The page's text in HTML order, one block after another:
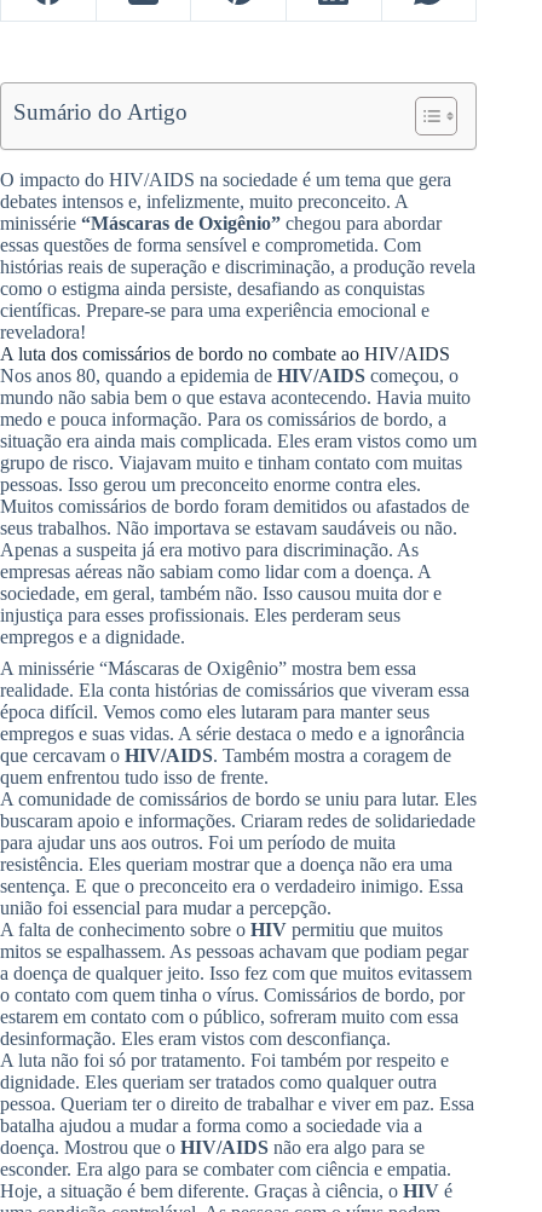
Sumário do Artigo
O impacto do HIV/AIDS na sociedade é um tema que gera
debates intensos e, infelizmente, muito preconceito. A
minissérie “Máscaras de Oxigênio” chegou para abordar
essas questões de forma sensível e comprometida. Com
histórias reais de superação e discriminação, a produção revela
como o estigma ainda persiste, desafiando as conquistas
científicas. Prepare-se para uma experiência emocional e
reveladora!
A luta dos comissários de bordo no combate ao HIV/AIDS
Nos anos 80, quando a epidemia de HIV/AIDS começou, o
mundo não sabia bem o que estava acontecendo. Havia muito
medo e pouca informação. Para os comissários de bordo, a
situação era ainda mais complicada. Eles eram vistos como um
grupo de risco. Viajavam muito e tinham contato com muitas
pessoas. Isso gerou um preconceito enorme contra eles.
Muitos comissários de bordo foram demitidos ou afastados de
seus trabalhos. Não importava se estavam saudáveis ou não.
Apenas a suspeita já era motivo para discriminação. As
empresas aéreas não sabiam como lidar com a doença. A
sociedade, em geral, também não. Isso causou muita dor e
injustiça para esses profissionais. Eles perderam seus
empregos e a dignidade.
A minissérie “Máscaras de Oxigênio” mostra bem essa
realidade. Ela conta histórias de comissários que viveram essa
época difícil. Vemos como eles lutaram para manter seus
empregos e suas vidas. A série destaca o medo e a ignorância
que cercavam o HIV/AIDS. Também mostra a coragem de
quem enfrentou tudo isso de frente.
A comunidade de comissários de bordo se uniu para lutar. Eles
buscaram apoio e informações. Criaram redes de solidariedade
para ajudar uns aos outros. Foi um período de muita
resistência. Eles queriam mostrar que a doença não era uma
sentença. E que o preconceito era o verdadeiro inimigo. Essa
união foi essencial para mudar a percepção.
A falta de conhecimento sobre o HIV permitiu que muitos
mitos se espalhassem. As pessoas achavam que podiam pegar
a doença de qualquer jeito. Isso fez com que muitos evitassem
o contato com quem tinha o vírus. Comissários de bordo, por
estarem em contato com o público, sofreram muito com essa
desinformação. Eles eram vistos com desconfiança.
A luta não foi só por tratamento. Foi também por respeito e
dignidade. Eles queriam ser tratados como qualquer outra
pessoa. Queriam ter o direito de trabalhar e viver em paz. Essa
batalha ajudou a mudar a forma como a sociedade via a
doença. Mostrou que o HIV/AIDS não era algo para se
esconder. Era algo para se combater com ciência e empatia.
Hoje, a situação é bem diferente. Graças à ciência, o HIV é